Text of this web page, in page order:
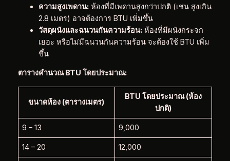
ความสูงเพดาน:ห้องที่มีเพดานสูงกว่าปกติ (เช่น สูงเกิน
2.8 เมตร) อาจต้องการ BTU เพิ่มขึ้น
วัสดุผนังและฉนวนกันความร้อน:ห้องที่มีผนังกระจก
เยอะ หรือไม่มีฉนวนกันความร้อน จะต้องใช้ BTU เพิ่ม
ขึ้น
ตารางคำนวณ BTU โดยประมาณ:
ขนาดห้อง (ตารางเมตร)
BTU โดยประมาณ (ห้อง
ปกติ)
9 – 13 9,000
14 – 20 12,000